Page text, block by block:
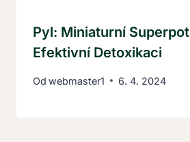
Pyl: Miniaturní
Efektivní Detoxikaci
Od webmaster1 6. 4. 2024